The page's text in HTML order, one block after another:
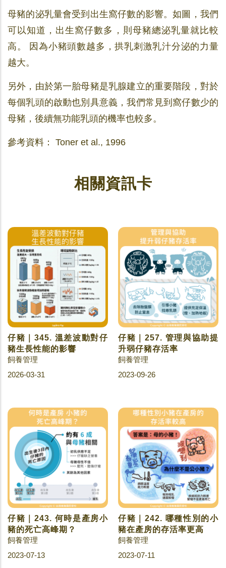
母豬的泌乳量會受到出生窩仔數的影響。如圖，我們
可以知道，出生窩仔數多，則母豬總泌乳量就比較
高。 因為小豬頭數越多，拱乳刺激乳汁分泌的力量
越大。
另外，由於第一胎母豬是乳腺建立的重要階段，對於
每個乳頭的啟動也別具意義，我們常見到窩仔數少的
母豬，後續無功能乳頭的機率也較多。
參考資料： Toner et al., 1996
相關資訊卡
仔豬｜345. 溫差波動對仔
豬生長性能的影響
飼養管理
2026-03-31
仔豬｜257. 管理與協助提
升弱仔豬存活率
飼養管理
2023-09-26
仔豬｜243. 何時是產房小
豬的死亡高峰期？
飼養管理
2023-07-13
仔豬｜242. 哪種性別的小
豬在產房的存活率更高
飼養管理
2023-07-11